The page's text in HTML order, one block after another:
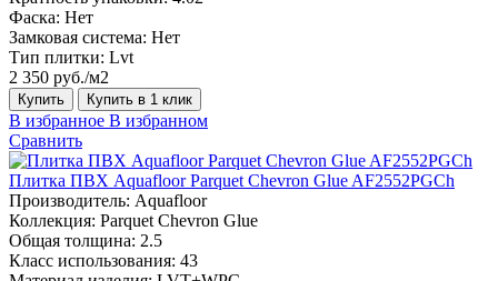
Фаска: Нет
Замковая система: Нет
Тип плитки: Lvt
2 350 руб./м2
Купить Купить в 1 клик
В избранное В избранном
Сравнить
Плитка ПВХ Aquafloor Parquet Chevron Glue AF2552PGCh
Производитель: Aquafloor
Коллекция: Parquet Chevron Glue
Общая толщина: 2.5
Класс использования: 43